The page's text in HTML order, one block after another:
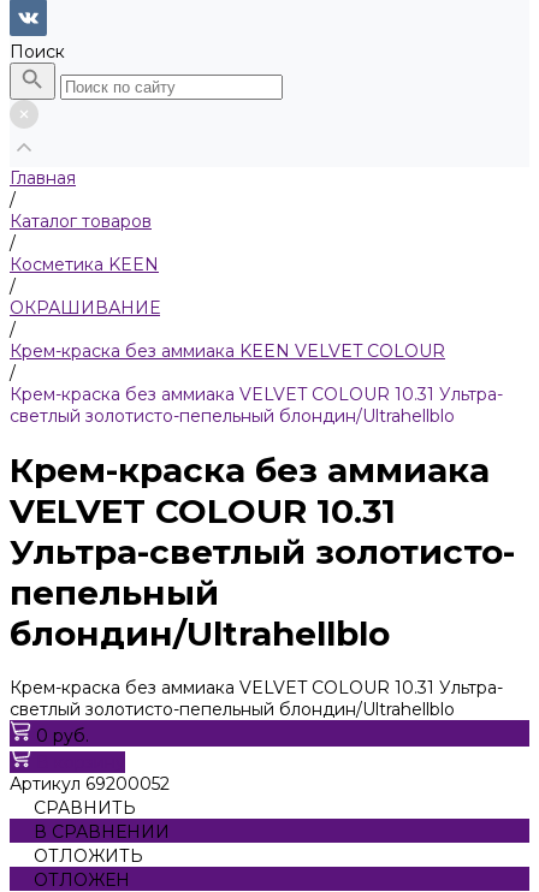
Поиск
Главная
/
Каталог товаров
/
Косметика KEEN
/
ОКРАШИВАНИЕ
/
Крем-краска без аммиака KEEN VELVET COLOUR
/
Крем-краска без аммиака VELVET COLOUR 10.31 Ультра-
светлый золотисто-пепельный блондин/Ultrahellblo
Крем-краска без аммиака
VELVET COLOUR 10.31
Ультра-светлый золотисто-
пепельный
блондин/Ultrahellblo
Крем-краска без аммиака VELVET COLOUR 10.31 Ультра-
светлый золотисто-пепельный блондин/Ultrahellblo
0 руб.
Артикул 69200052
СРАВНИТЬ
В СРАВНЕНИИ
ОТЛОЖИТЬ
ОТЛОЖЕН